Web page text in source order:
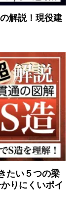
解説！現役建
たい５つの梁
りにくいポイ